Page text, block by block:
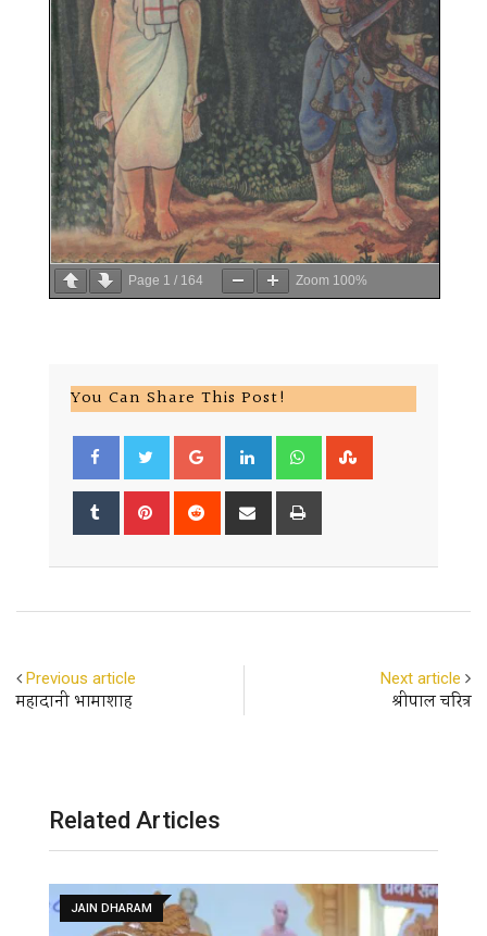
Page 1 / 164 Zoom 100%
You Can Share This Post!
Google+ LinkedIn Whatsapp
Tumblr Pinterest Reddit
Share
Previous article
महादानी भामाशाह
Next article
श्रीपाल चरित्र
Related Articles
JAIN DHARAM